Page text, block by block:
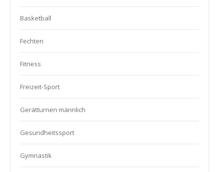
Basketball
Fechten
Fitness
Freizeit-Sport
Gerätturnen männlich
Gesundheitssport
Gymnastik